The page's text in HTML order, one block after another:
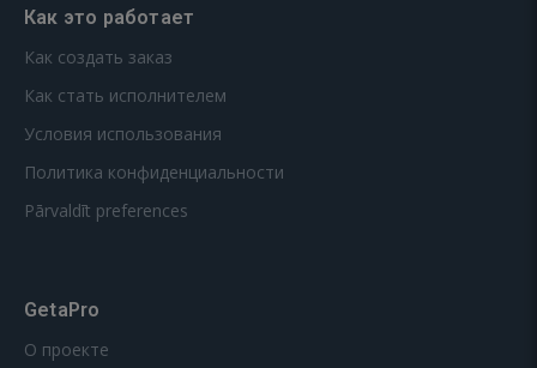
Как это работает
Как создать заказ
Как стать исполнителем
Условия использования
Политика конфиденциальности
Pārvaldīt preferences
GetaPro
О проекте